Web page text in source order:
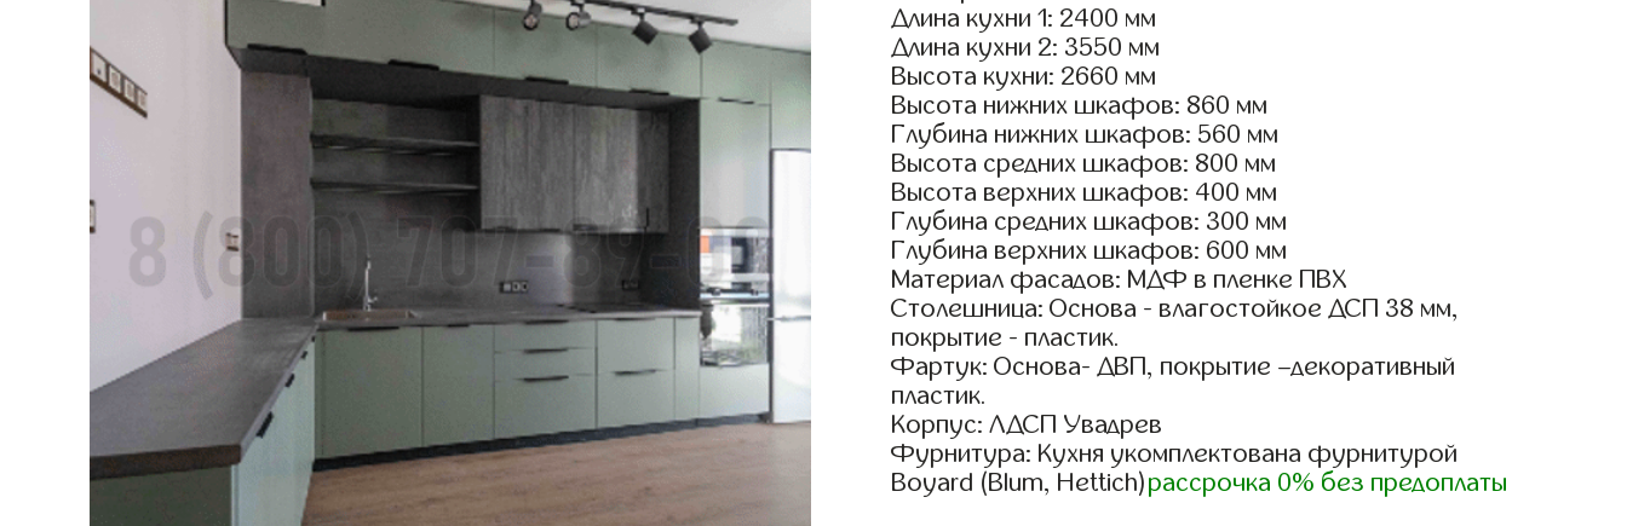
Длина кухни 1: 2400 мм
Длина кухни 2: 3550 мм
Высота кухни: 2660 мм
Высота нижних шкафов: 860 мм
Глубина нижних шкафов: 560 мм
Высота средних шкафов: 800 мм
Высота верхних шкафов: 400 мм
Глубина средних шкафов: 300 мм
Глубина верхних шкафов: 600 мм
Материал фасадов: МДФ в пленке ПВХ
Столешница: Основа - влагостойкое ДСП 38 мм,
покрытие - пластик.
Фартук: Основа- ДВП, покрытие –декоративный
пластик.
Корпус: ЛДСП Увадрев
Фурнитура: Кухня укомплектована фурнитурой
Boyard (Blum, Hettich)рассрочка 0% без предоплаты